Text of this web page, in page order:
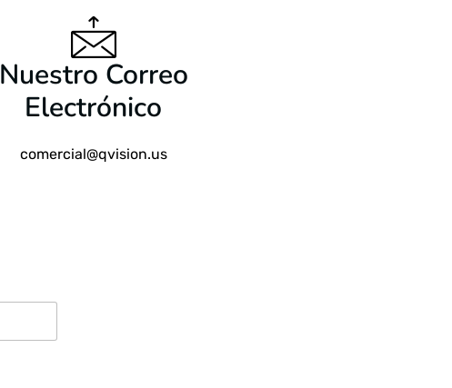
Nuestro Correo
Electrónico
comercial@qvision.us